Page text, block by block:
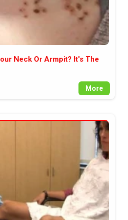
Neck Or Armpit? It's The
More